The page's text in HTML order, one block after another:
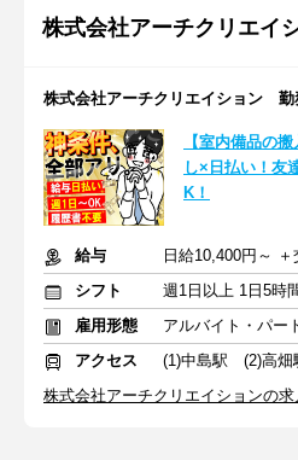
株式会社アーチクリエイ
株式会社アーチクリエイション 勤
【室内備品の
し×日払い！友
K！
給与
日給10,400円～
シフト
雇用形態
アルバイト・パー
アクセス
(1)中島駅 (2)高畑
株式会社アーチクリエイションの